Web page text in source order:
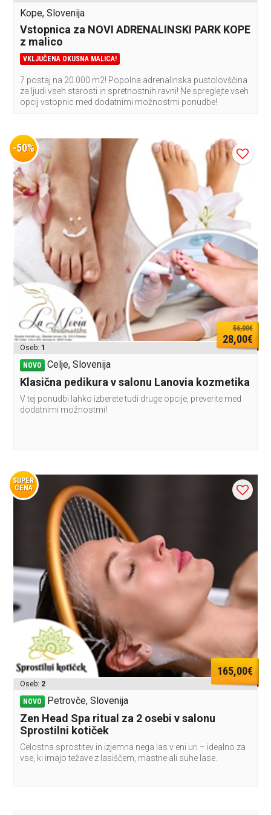
Kope, Slovenija
Vstopnica za NOVI ADRENALINSKI PARK KOPE
z malico
VKLJUČENA OKUSNA MALICA!
7 postaj na 20.000 m2! Popolna adrenalinska pustolovščina
za ljudi vseh starosti in spretnostnih ravni! Ne spreglejte vseh
opcij vstopnic med dodatnimi možnostmi ponudbe!
-50%
56,00€
28,00€
Oseb: 1
NOVO Celje, Slovenija
Klasična pedikura v salonu Lanovia kozmetika
V tej ponudbi lahko izberete tudi druge opcije, preverite med
dodatnimi možnostmi!
SUPER
CENA
165,00€
Oseb: 2
NOVO Petrovče, Slovenija
Zen Head Spa ritual za 2 osebi v salonu
Sprostilni kotiček
Celostna sprostitev in izjemna nega las v eni uri – idealno za
vse, ki imajo težave z lasiščem, mastne ali suhe lase.